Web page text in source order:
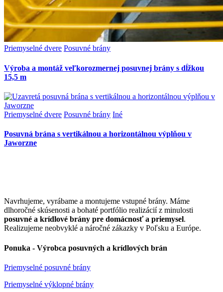
Priemyselné dvere Posuvné brány
Výroba a montáž veľkorozmernej posuvnej brány s dĺžkou
15,5 m
Priemyselné dvere Posuvné brány Iné
Posuvná brána s vertikálnou a horizontálnou výplňou v
Jaworzne
Navrhujeme, vyrábame a montujeme vstupné brány. Máme
dlhoročné skúsenosti a bohaté portfólio realizácií z minulosti
posuvné a krídlové brány pre domácnosť a priemysel.
Realizujeme neobvyklé a náročné zákazky v Poľsku a Európe.
Ponuka - Výrobca posuvných a krídlových brán
Priemyselné posuvné brány
Priemyselné výklopné brány